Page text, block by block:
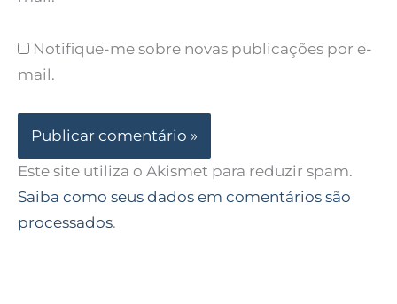
Notifique-me sobre novas publicações por e-
mail.
Este site utiliza o Akismet para reduzir spam.
Saiba como seus dados em comentários são
processados.